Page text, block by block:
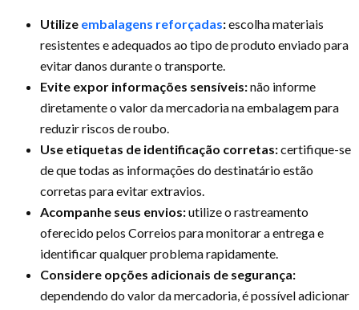
Utilize embalagens reforçadas:escolha materiais
resistentes e adequados ao tipo de produto enviado para
evitar danos durante o transporte.
Evite expor informações sensíveis:não informe
diretamente o valor da mercadoria na embalagem para
reduzir riscos de roubo.
Use etiquetas de identificação corretas:certifique-se
de que todas as informações do destinatário estão
corretas para evitar extravios.
Acompanhe seus envios:utilize o rastreamento
oferecido pelos Correios para monitorar a entrega e
identificar qualquer problema rapidamente.
Considere opções adicionais de segurança:
dependendo do valor da mercadoria, é possível adicionar